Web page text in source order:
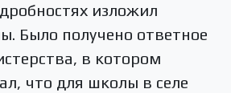
изложил
Было получено ответное
в котором
что для школы в селе